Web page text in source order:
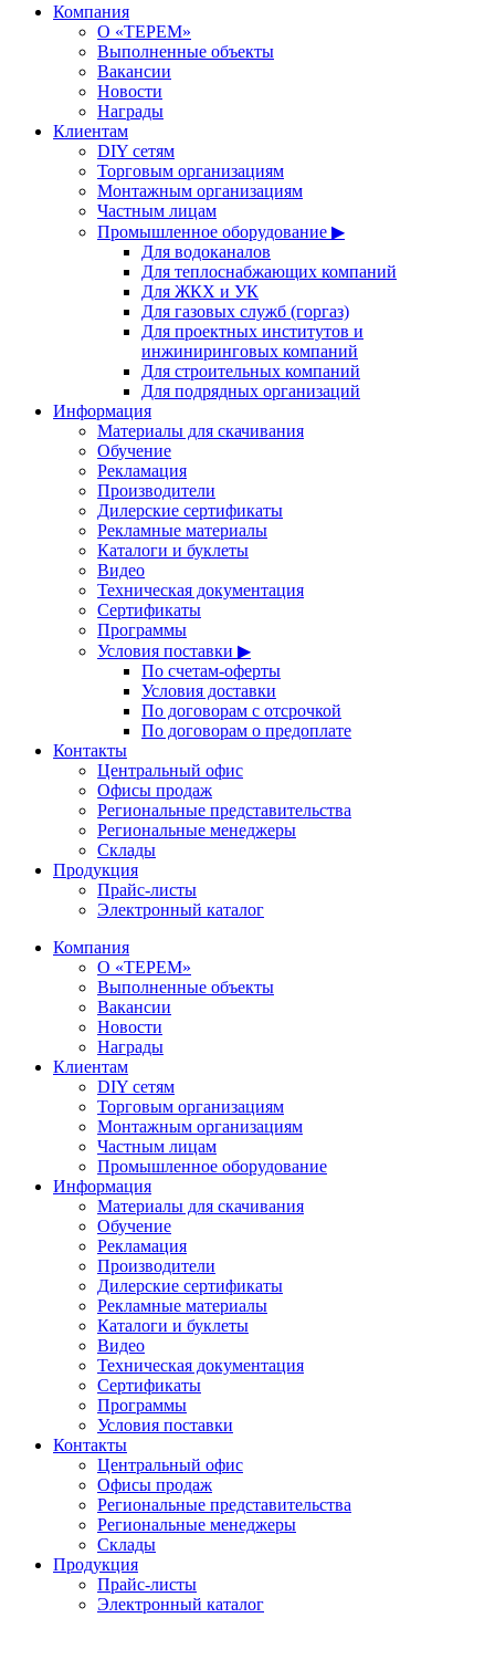
Компания
О «ТЕРЕМ»
Выполненные объекты
Вакансии
Новости
Награды
Клиентам
DIY сетям
Торговым организациям
Монтажным организациям
Частным лицам
Промышленное оборудование ▶
Для водоканалов
Для теплоснабжающих компаний
Для ЖКХ и УК
Для газовых служб (горгаз)
Для проектных институтов и
инжиниринговых компаний
Для строительных компаний
Для подрядных организаций
Информация
Материалы для скачивания
Обучение
Рекламация
Производители
Дилерские сертификаты
Рекламные материалы
Каталоги и буклеты
Видео
Техническая документация
Сертификаты
Программы
Условия поставки ▶
По счетам-оферты
Условия доставки
По договорам с отсрочкой
По договорам о предоплате
Контакты
Центральный офис
Офисы продаж
Региональные представительства
Региональные менеджеры
Склады
Продукция
Прайс-листы
Электронный каталог
Компания
О «ТЕРЕМ»
Выполненные объекты
Вакансии
Новости
Награды
Клиентам
DIY сетям
Торговым организациям
Монтажным организациям
Частным лицам
Промышленное оборудование
Информация
Материалы для скачивания
Обучение
Рекламация
Производители
Дилерские сертификаты
Рекламные материалы
Каталоги и буклеты
Видео
Техническая документация
Сертификаты
Программы
Условия поставки
Контакты
Центральный офис
Офисы продаж
Региональные представительства
Региональные менеджеры
Склады
Продукция
Прайс-листы
Электронный каталог